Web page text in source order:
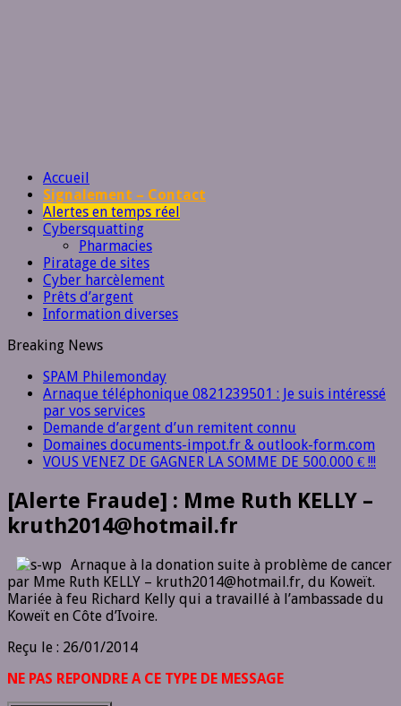
Accueil
Signalement – Contact
Alertes en temps réel
Cybersquatting
Pharmacies
Piratage de sites
Cyber harcèlement
Prêts d’argent
Information diverses
Breaking News
SPAM Philemonday
Arnaque téléphonique 0821239501 : Je suis intéressé
par vos services
Demande d’argent d’un remitent connu
Domaines documents-impot.fr & outlook-form.com
VOUS VENEZ DE GAGNER LA SOMME DE 500.000 € !!!
[Alerte Fraude] : Mme Ruth KELLY –
kruth2014@hotmail.fr
Arnaque à la donation suite à problème de cancer
par Mme Ruth KELLY – kruth2014@hotmail.fr, du Koweït.
Mariée à feu Richard Kelly qui a travaillé à l’ambassade du
Koweït en Côte d’Ivoire.
Reçu le : 26/01/2014
NE PAS REPONDRE A CE TYPE DE MESSAGE